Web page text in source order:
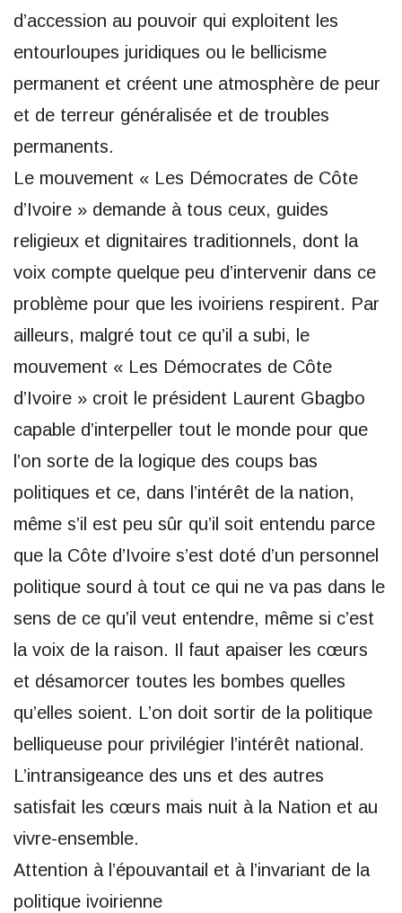
d’accession au pouvoir qui exploitent les
entourloupes juridiques ou le bellicisme
permanent et créent une atmosphère de peur
et de terreur généralisée et de troubles
permanents.
Le mouvement « Les Démocrates de Côte
d’Ivoire » demande à tous ceux, guides
religieux et dignitaires traditionnels, dont la
voix compte quelque peu d’intervenir dans ce
problème pour que les ivoiriens respirent. Par
ailleurs, malgré tout ce qu’il a subi, le
mouvement « Les Démocrates de Côte
d’Ivoire » croit le président Laurent Gbagbo
capable d’interpeller tout le monde pour que
l’on sorte de la logique des coups bas
politiques et ce, dans l’intérêt de la nation,
même s’il est peu sûr qu’il soit entendu parce
que la Côte d’Ivoire s’est doté d’un personnel
politique sourd à tout ce qui ne va pas dans le
sens de ce qu’il veut entendre, même si c’est
la voix de la raison. Il faut apaiser les cœurs
et désamorcer toutes les bombes quelles
qu’elles soient. L’on doit sortir de la politique
belliqueuse pour privilégier l’intérêt national.
L’intransigeance des uns et des autres
satisfait les cœurs mais nuit à la Nation et au
vivre-ensemble.
Attention à l’épouvantail et à l’invariant de la
politique ivoirienne